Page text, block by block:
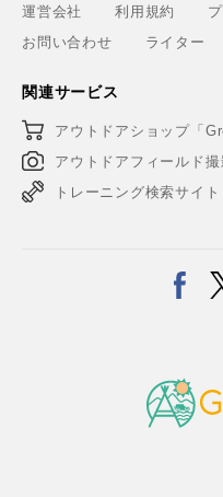
運営会社 利用規約
お問い合わせ
ライター
関連サービス
アウトドアショップ「
アウトドアフィールド
トレーニング検索サイ